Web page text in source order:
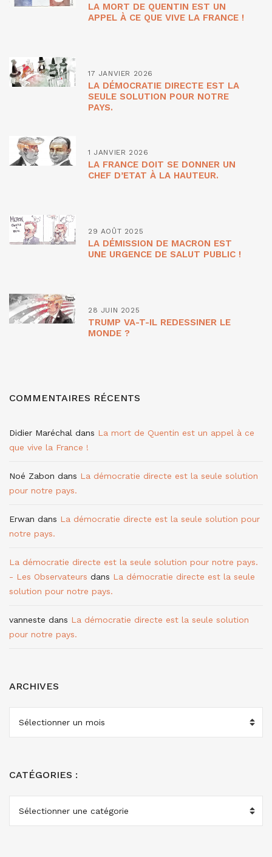
LA MORT DE QUENTIN EST UN
APPEL À CE QUE VIVE LA FRANCE !
17 JANVIER 2026
LA DÉMOCRATIE DIRECTE EST LA
SEULE SOLUTION POUR NOTRE
PAYS.
1 JANVIER 2026
LA FRANCE DOIT SE DONNER UN
CHEF D’ETAT À LA HAUTEUR.
29 AOÛT 2025
LA DÉMISSION DE MACRON EST
UNE URGENCE DE SALUT PUBLIC !
28 JUIN 2025
TRUMP VA-T-IL REDESSINER LE
MONDE ?
COMMENTAIRES RÉCENTS
Didier Maréchal dans La mort de Quentin est un appel à ce
que vive la France !
Noé Zabon dans La démocratie directe est la seule solution
pour notre pays.
Erwan dans La démocratie directe est la seule solution pour
notre pays.
La démocratie directe est la seule solution pour notre pays.
- Les Observateurs dans La démocratie directe est la seule
solution pour notre pays.
vanneste dans La démocratie directe est la seule solution
pour notre pays.
ARCHIVES
CATÉGORIES :